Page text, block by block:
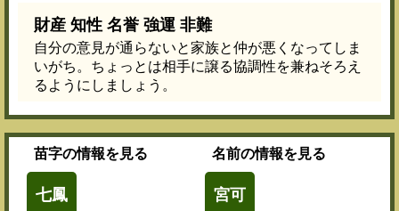
財産 知性 名誉 強運 非難
自分の意見が通らないと家族と仲が悪くなってしま
いがち。ちょっとは相手に譲る協調性を兼ねそろえ
るようにしましょう。
苗字の情報を見る
七鳳
名前の情報を見る
宮可